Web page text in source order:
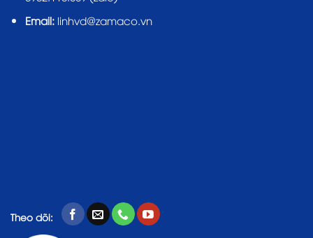
Email:linhvd@zamaco.vn
Theo dõi: